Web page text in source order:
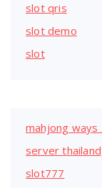
slot qris
slot demo
slot
mahjong ways
server thailand
slot777